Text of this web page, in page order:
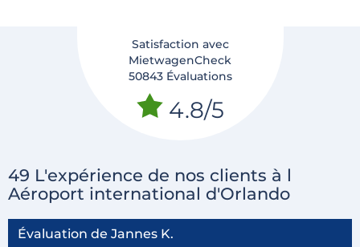
Satisfaction avec
MietwagenCheck
50843 Évaluations
4.8/5
49 L'expérience de nos clients à l
Aéroport international d'Orlando
Évaluation de Jannes K.